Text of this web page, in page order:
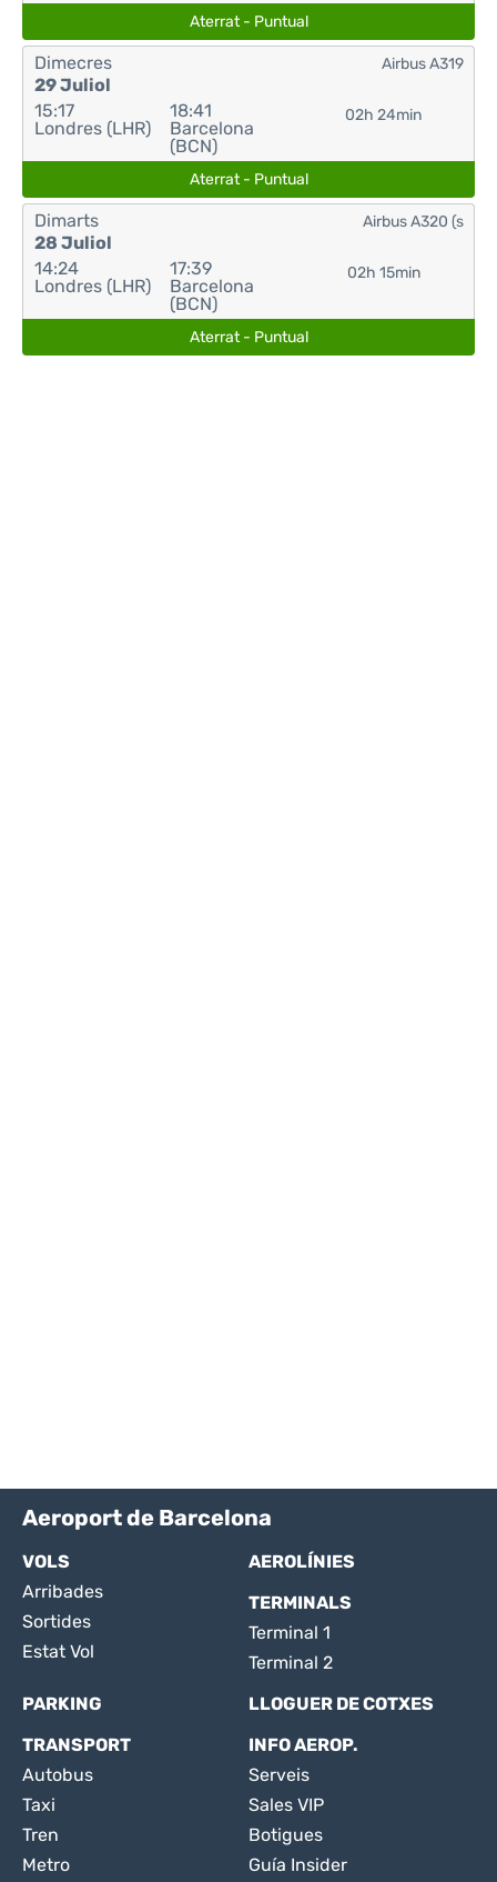
Aterrat - Puntual
Dimecres
29 Juliol
15:17
Londres (LHR)
18:41
Barcelona
(BCN)
02h 24min
Airbus A319
Aterrat - Puntual
Dimarts
28 Juliol
14:24
Londres (LHR)
17:39
Barcelona
(BCN)
02h 15min
Airbus A320 (s
Aterrat - Puntual
Aeroport de Barcelona
VOLS
Arribades
Sortides
Estat Vol
AEROLÍNIES
TERMINALS
Terminal 1
Terminal 2
PARKING
LLOGUER DE COTXES
TRANSPORT
Autobus
Taxi
Tren
Metro
INFO AEROP.
Serveis
Sales VIP
Botigues
Guía Insider